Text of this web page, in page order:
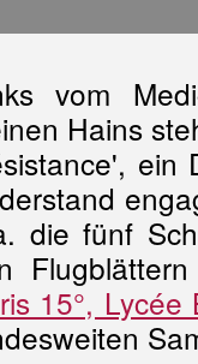
vom
Hains
ein
die fünf
15°, Lycée